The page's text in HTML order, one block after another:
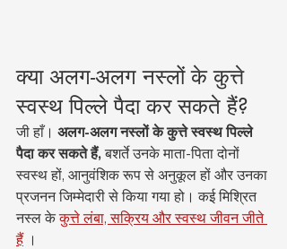
क्या अलग-अलग नस्लों के कुत्ते
स्वस्थ पिल्ले पैदा कर सकते हैं?
जी हाँ। अलग-अलग नस्लों के कुत्ते स्वस्थ पिल्ले
पैदा कर सकते हैं, बशर्ते उनके माता-पिता दोनों
स्वस्थ हों, आनुवंशिक रूप से अनुकूल हों और उनका
प्रजनन जिम्मेदारी से किया गया हो। कई मिश्रित
नस्ल के कुत्ते लंबा, सक्रिय और स्वस्थ जीवन जीते
हैं ।